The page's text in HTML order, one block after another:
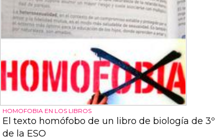
HOMOFOBIA EN LOS LIBROS
El texto homófobo de un libro de biología de 3º
de la ESO